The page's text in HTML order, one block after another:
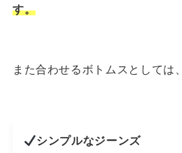
す。
また合わせるボトムスとしては、
シンプルなジーンズ